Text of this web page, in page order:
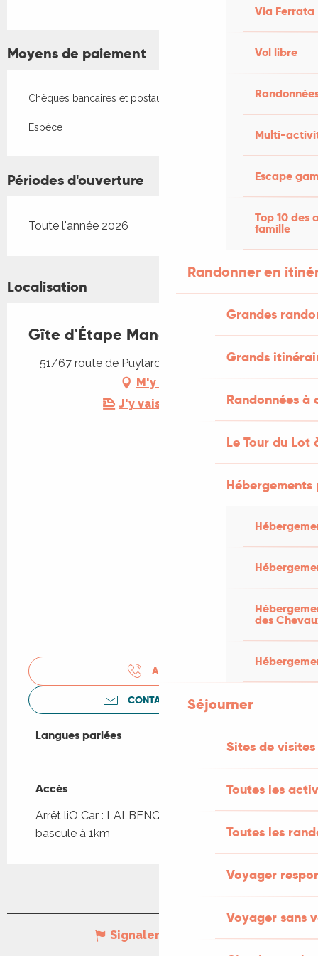
Via Ferrata
Vol libre
Multi-
Escape
Top 10 des
famille
Randonner en
Grandes
Grands
Randonnées
Le Tour du Lot
des
Séjourner
Sites de visites
Toutes les
Toutes les
Voyager
Voyager sans
Moyens de paiement
Chèques bancaires et postaux
Espèce
Périodes d'ouverture
Toute l'année 2026
Localisation
Gîte d'Étape Mango
51/67 route de Puylaroque, 46230 Lalbenque
M'y rendre
J'y vais en train !
APPELER
CONTACTEZ-NOUS
Langues parlées
Langues parlées
Accès
Accès
Arrêt liO Car : LALBENQUE - Place de la
bascule à 1km
Signaler une erreur